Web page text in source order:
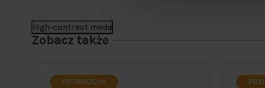
High-contrast mode
Zobacz także
PROMOCJA